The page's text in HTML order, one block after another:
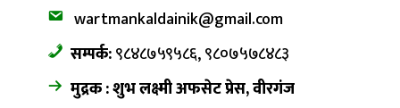
wartmankaldainik@gmail.com
सम्पर्क:९८४८७५९५८६, ९८०७५७८४८३
मुद्रक : शुभ लक्ष्मी अफसेट प्रेस, वीरगंज